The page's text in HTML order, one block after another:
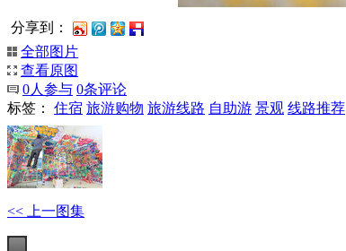
分享到：
全部图片
查看原图
0人参与 0条评论
标签： 住宿 旅游购物 旅游线路 自助游 景观 线路推荐
<< 上一图集